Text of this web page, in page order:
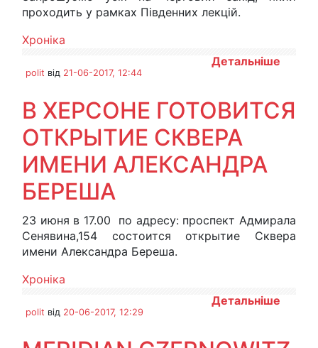
проходить у рамках Південних лекцій.
Хроніка
Детальніше
polit від 21-06-2017, 12:44
В ХЕРСОНЕ ГОТОВИТСЯ
ОТКРЫТИЕ СКВЕРА
ИМЕНИ АЛЕКСАНДРА
БЕРЕША
23 июня в 17.00 по адресу: проспект Адмирала
Сенявина,154 состоится открытие Сквера
имени Александра Береша.
Хроніка
Детальніше
polit від 20-06-2017, 12:29